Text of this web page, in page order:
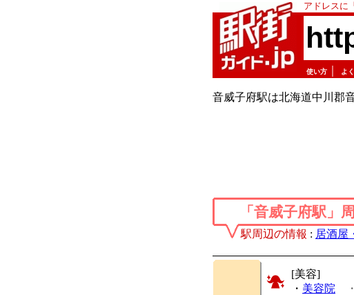
アドレスに
使い方 よ
音威子府駅は北海道中川郡
「音威子府駅」
駅周辺の情報 : 居酒屋
[美容]
・ 美容院